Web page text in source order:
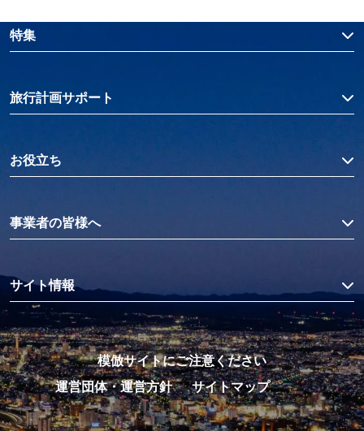
特集
旅行計画サポート
お役立ち
事業者の皆様へ
サイト情報
模倣サイトにご注意ください
運営団体・運営方針
サイトマップ